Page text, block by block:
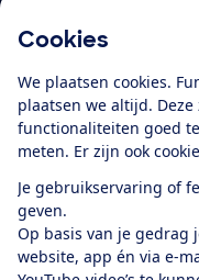
Cookies
We plaatsen cookies.
plaatsen we altijd.
functionaliteiten goed
meten. Er zijn ook
Je gebruikservaring of
geven.
Op basis van je gedrag
website, app én via e-
Alles
app
Algemene